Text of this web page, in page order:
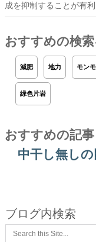
成を抑制することが有
おすすめの検
減肥 地力 モン
緑色片岩
おすすめの記事
中干し無し
ブログ内検索